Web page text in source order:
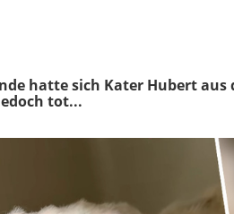
hatte sich Kater Hubertaus
tot...